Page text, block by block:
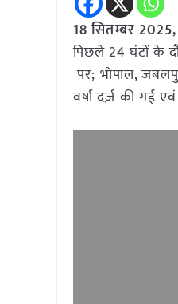
18 सितम्बर
पिछले 24 घंटों के
पर; भोपाल,
वर्षा दर्ज़ की गई